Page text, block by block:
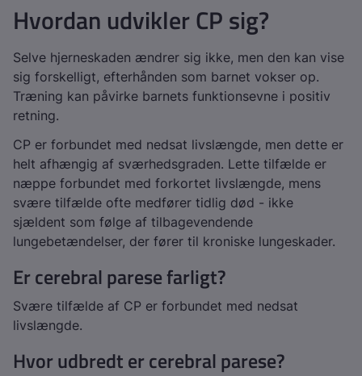
Hvordan udvikler CP sig?
Selve hjerneskaden ændrer sig ikke, men den kan vise
sig forskelligt, efterhånden som barnet vokser op.
Træning kan påvirke barnets funktionsevne i positiv
retning.
CP er forbundet med nedsat livslængde, men dette er
helt afhængig af sværhedsgraden. Lette tilfælde er
næppe forbundet med forkortet livslængde, mens
svære tilfælde ofte medfører tidlig død - ikke
sjældent som følge af tilbagevendende
lungebetændelser, der fører til kroniske lungeskader.
Er cerebral parese farligt?
Svære tilfælde af CP er forbundet med nedsat
livslængde.
Hvor udbredt er cerebral parese?